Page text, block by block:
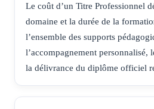
Le coût d’un Titre Professionnel
domaine et la durée de la
l’ensemble des supports
l’accompagnement personnalisé,
la délivrance du diplôme officiel